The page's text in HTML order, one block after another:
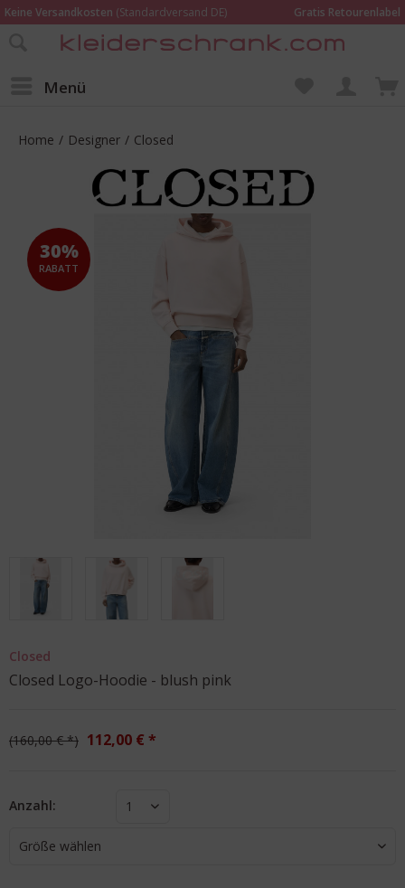
Keine Versandkosten (Standardversand DE)
Gratis Retourenlabel
Online bestellen – im Geschäft in Kempen anprobieren und beraten lassen
Menü
Home / Designer / Closed
30%
RABATT
Closed
Closed Logo-Hoodie - blush pink
160,00 € * 112,00 € *
Anzahl: 1
Größe wählen